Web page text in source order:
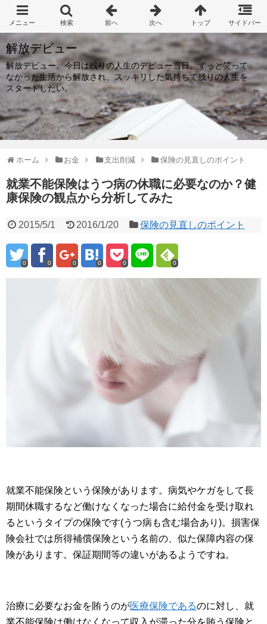
解放デビュー
解放デビュー。今日は残りの人生のデビュー当日。ずっと笑って
なかった生活から解放され、スッキリした気持ちで残りの人生を
スタートしたい。
ホーム お金 支出削減 保険の見直しのポイント
就業不能保険はうつ病の休職に必要なのか？健
康保険の観点から分析してみた
2015/5/1 2016/1/20 保険の見直しのポイント
0 0 0 0 0 0
就業不能保険という保険があります。病気やケガをして長
期間休職するなど働けなくなった場合に給付金を受け取れ
るというタイプの保険です(うつ病も含む場合あり)。損害保
険会社では所得補償保険という名前の、似た保障内容の保
険があります。保証期間等の違いがあるようですね。
治療に必要なお金を賄うのが医療保険であるのに対し、就
業不能保険は働けなくなって収入が滞った分を賄う保険と